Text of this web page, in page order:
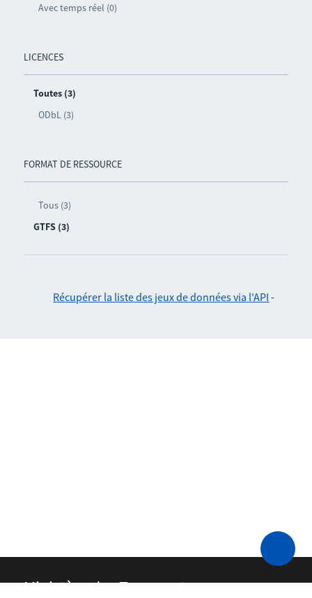
Avec temps réel (0)
LICENCES
Toutes (3)
ODbL (3)
FORMAT DE RESSOURCE
Tous (3)
GTFS (3)
Récupérer la liste des jeux de données via l'API -
Ministère des Transports